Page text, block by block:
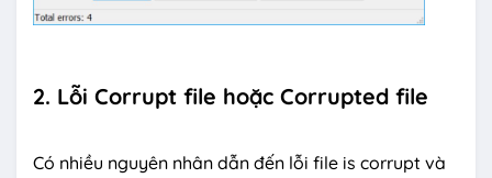
2. Lỗi Corrupt file hoặc Corrupted file
Có nhiều nguyên nhân dẫn đến lỗi file is corrupt và